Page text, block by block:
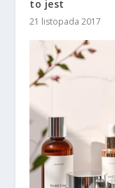
to jest
21 listopada 2017